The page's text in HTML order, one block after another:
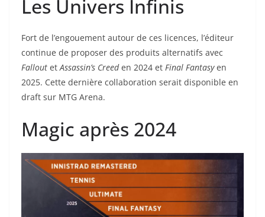
Les Univers Infinis
Fort de l’engouement autour de ces licences, l’éditeur
continue de proposer des produits alternatifs avec
Fallout et Assassin’s Creeden 2024 et Final Fantasyen
2025. Cette dernière collaboration serait disponible en
draft sur MTG Arena.
Magic après 2024